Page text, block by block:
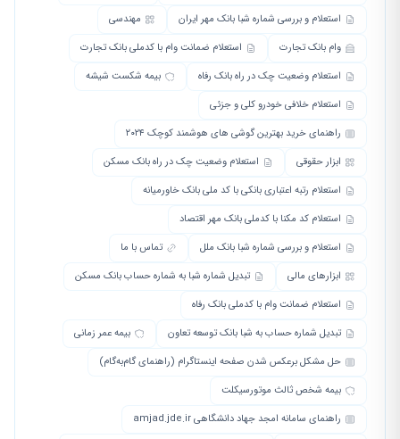
استعلام و بررسی شماره شبا بانک مهر ایران
مهندسی
وام بانک تجارت
استعلام ضمانت وام با کدملی بانک تجارت
استعلام وضعیت چک در راه بانک رفاه
بیمه شکست شیشه
استعلام خلافی خودرو کلی و جزئی
راهنمای خرید بهترین گوشی های هوشمند کوچک ۲۰۲۴
ابزار حقوقی
استعلام وضعیت چک در راه بانک مسکن
استعلام رتبه اعتباری بانکی با کد ملی بانک خاورمیانه
استعلام کد مکنا با کدملی بانک مهر اقتصاد
استعلام و بررسی شماره شبا بانک ملل
تماس با ما
ابزارهای مالی
تبدیل شماره شبا به شماره حساب بانک مسکن
استعلام ضمانت وام با کدملی بانک رفاه
تبدیل شماره حساب به شبا بانک توسعه تعاون
بیمه عمر زمانی
حل مشکل برعکس شدن صفحه اینستاگرام (راهنمای گام‌به‌گام)
بیمه شخص ثالث موتورسیکلت
راهنمای سامانه امجد جهاد دانشگاهی amjad.jde.ir